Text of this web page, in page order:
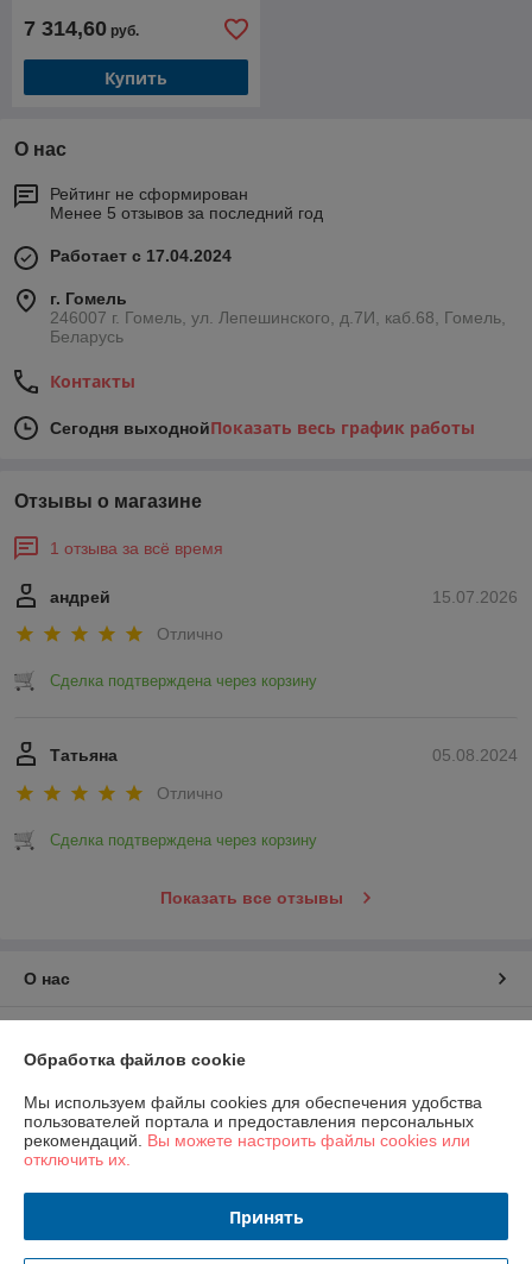
7 314,60 руб.
Купить
О нас
Рейтинг не сформирован
Менее 5 отзывов за последний год
Работает с 17.04.2024
г. Гомель
246007 г. Гомель, ул. Лепешинского, д.7И, каб.68, Гомель,
Беларусь
Контакты
Сегодня выходнойПоказать весь график работы
Отзывы о магазине
1 отзыва за всё время
15.07.2026
андрей
Отлично
Сделка подтверждена через корзину
05.08.2024
Татьяна
Отлично
Сделка подтверждена через корзину
Показать все отзывы
О нас
График работы
Полная версия сайта
Политика обработки cookies
Обработка файлов cookie
Мы используем файлы cookies для обеспечения удобства
пользователей портала и предоставления персональных
рекомендаций. Вы можете настроить файлы cookies или
отключить их.
Принять